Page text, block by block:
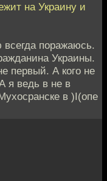
на Украину и
всегда поражаюсь.
Украины.
первый. А кого не
я ведь в не в
в )I(опе